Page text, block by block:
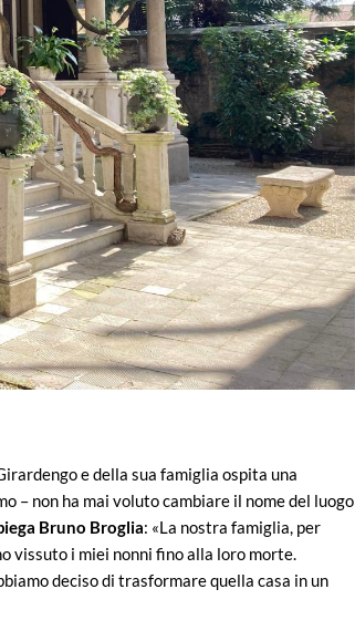
e della sua famiglia ospita una
– non ha mai voluto cambiare il nome del luogo
Bruno Broglia: «La nostra famiglia, per
vissuto i miei nonni fino alla loro morte.
deciso di trasformare quella casa in un